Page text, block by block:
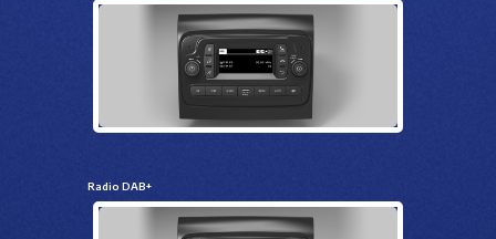
Radio DAB+